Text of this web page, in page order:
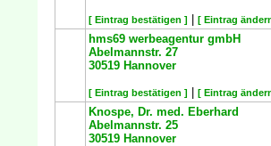
[ Eintrag bestätigen ] [ Eintrag
hms69 werbeagentur gmbH
Abelmannstr. 27
30519 Hannover
[ Eintrag bestätigen ] [ Eintrag
Knospe, Dr. med. Eberhard
Abelmannstr. 25
30519 Hannover